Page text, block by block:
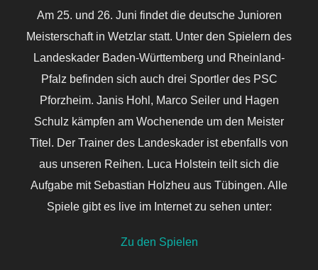
Am 25. und 26. Juni findet die deutsche Junioren
Meisterschaft in Wetzlar statt. Unter den Spielern des
Landeskader Baden-Württemberg und Rheinland-
Pfalz befinden sich auch drei Sportler des PSC
Pforzheim. Janis Hohl, Marco Seiler und Hagen
Schulz kämpfen am Wochenende um den Meister
Titel. Der Trainer des Landeskader ist ebenfalls von
aus unseren Reihen. Luca Holstein teilt sich die
Aufgabe mit Sebastian Holzheu aus Tübingen. Alle
Spiele gibt es live im Internet zu sehen unter:
Zu den Spielen